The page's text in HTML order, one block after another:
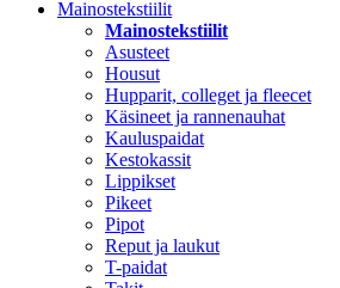
Mainostekstiilit
Mainostekstiilit
Asusteet
Housut
Hupparit, colleget ja fleecet
Käsineet ja rannenauhat
Kauluspaidat
Kestokassit
Lippikset
Pikeet
Pipot
Reput ja laukut
T-paidat